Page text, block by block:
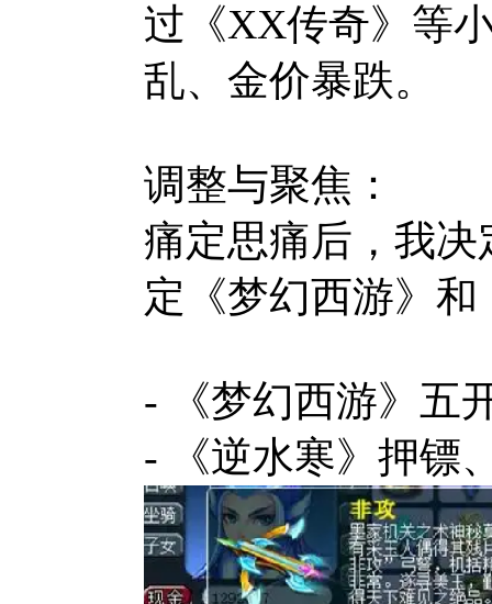
过《XX传奇》等
乱、金价暴跌。
调整与聚焦：
痛定思痛后，我
定《梦幻西游》
- 《梦幻西游》五
- 《逆水寒》押镖